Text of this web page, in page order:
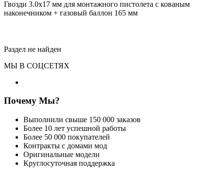
Гвозди 3.0x17 мм для монтажного пистолета с кованым
наконечником + газовый баллон 165 мм
Раздел не найден
МЫ В СОЦСЕТЯХ
Почему Мы?
Выполнили свыше 150 000 заказов
Более 10 лет успешной работы
Более 50 000 покупателей
Контракты с домами мод
Оригинальные модели
Круглосуточная поддержка